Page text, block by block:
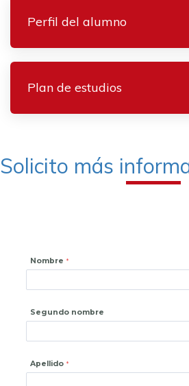
Perfil del alumno
Plan de estudios
Solicito más
Nombre
Segundo nombre
Apellido